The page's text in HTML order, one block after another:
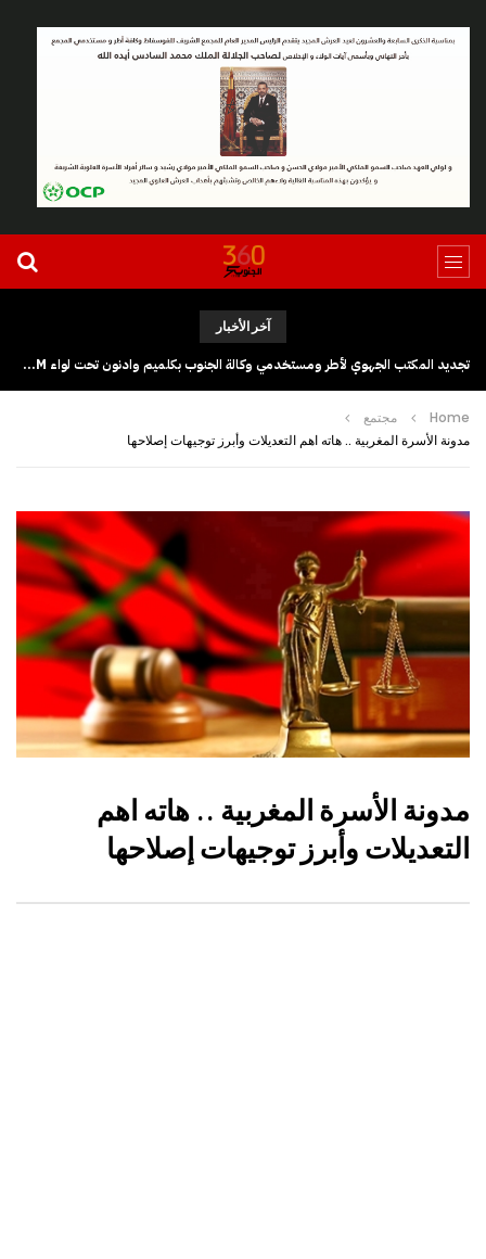
آخر الأخبار
تجديد المكتب الجهوي لأطر ومستخدمي وكالة الجنوب بكلميم وادنون تحت لواء UGTM
Home
مجتمع
مدونة الأسرة المغربية .. هاته اهم التعديلات وأبرز توجيهات إصلاحها
مدونة الأسرة المغربية .. هاته اهم
التعديلات وأبرز توجيهات إصلاحها